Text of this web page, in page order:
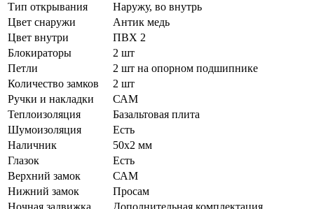
Тип открывания
Наружу, во внутрь
Цвет снаружи
Антик медь
Цвет внутри
ПВХ 2
Блокираторы
2 шт
Петли
2 шт на опорном подшипнике
Количество замков
2 шт
Ручки и накладки
САМ
Теплоизоляция
Базальтовая плита
Шумоизоляция
Есть
Наличник
50х2 мм
Глазок
Есть
Верхний замок
САМ
Нижний замок
Просам